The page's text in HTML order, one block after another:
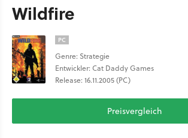
Wildfire
PC
Genre: Strategie
Entwickler: Cat Daddy Games
Release: 16.11.2005 (PC)
Preisvergleich